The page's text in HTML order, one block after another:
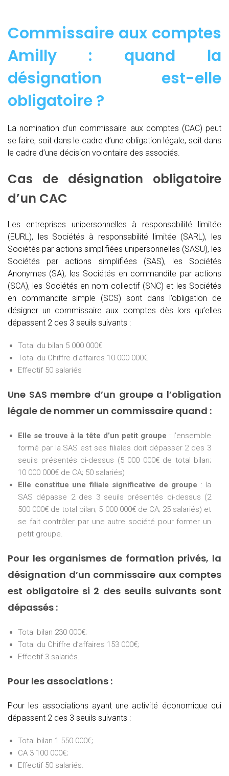
Commissaire aux comptes
Amilly : quand la
désignation est-elle
obligatoire ?
La nomination d’un commissaire aux comptes (CAC) peut
se faire, soit dans le cadre d’une obligation légale, soit dans
le cadre d’une décision volontaire des associés.
Cas de désignation obligatoire
d’un CAC
Les entreprises unipersonnelles à responsabilité limitée
(EURL), les Sociétés à responsabilité limitée (SARL), les
Sociétés par actions simplifiées unipersonnelles (SASU), les
Sociétés par actions simplifiées (SAS), les Sociétés
Anonymes (SA), les Sociétés en commandite par actions
(SCA), les Sociétés en nom collectif (SNC) et les Sociétés
en commandite simple (SCS) sont dans l’obligation de
désigner un commissaire aux comptes dès lors qu’elles
dépassent 2 des 3 seuils suivants :
Total du bilan 5 000 000€
Total du Chiffre d’affaires 10 000 000€
Effectif 50 salariés
Une SAS membre d’un groupe a l’obligation
légale de nommer un commissaire quand :
Elle se trouve à la tête d’un petit groupe : l’ensemble
formé par la SAS est ses filiales doit dépasser 2 des 3
seuils présentés ci-dessus (5 000 000€ de total bilan;
10 000 000€ de CA; 50 salariés)
Elle constitue une filiale significative de groupe : la
SAS dépasse 2 des 3 seuils présentés ci-dessus (2
500 000€ de total bilan; 5 000 000€ de CA; 25 salariés) et
se fait contrôler par une autre société pour former un
petit groupe.
Pour les organismes de formation privés, la
désignation d’un commissaire aux comptes
est obligatoire si 2 des seuils suivants sont
dépassés :
Total bilan 230 000€;
Total du Chiffre d’affaires 153 000€;
Effectif 3 salariés.
Pour les associations :
Pour les associations ayant une activité économique qui
dépassent 2 des 3 seuils suivants :
Total bilan 1 550 000€;
CA 3 100 000€;
Effectif 50 salariés.